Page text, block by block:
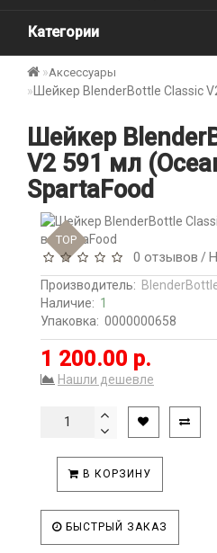
Категории
Аксессуары
Шейкер BlenderBottle Classic
Шейкер
V2 591 мл
SpartaFood
TOP
0 отзывов /
Производитель:
Наличие: 1
Упаковка: 0000000658
1 200.00 р.
Нашли дешевле
В КОРЗИНУ
БЫСТРЫЙ ЗАКАЗ